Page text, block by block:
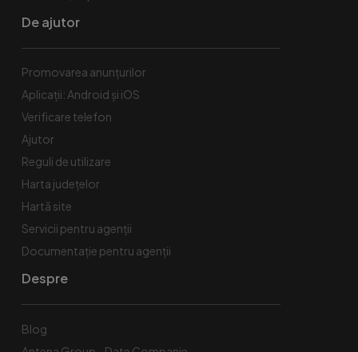
De ajutor
Promovarea anunțurilor
Aplicații: Android și iOS
Verificare telefon
Ajutor
Reguli de utilizare
Harta județelor
Hartă site
Servicii pentru agenții
Documentație pentru agenții
Despre
Blog